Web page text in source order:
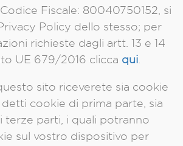
Fiscale: 80040750152, si
Policy dello stesso; per
richieste dagli artt. 13 e 14
UE 679/2016 clicca qui
sito riceverete sia cookie
cookie di prima parte, sia
terze parti, i quali potranno
sul vostro dispositivo per